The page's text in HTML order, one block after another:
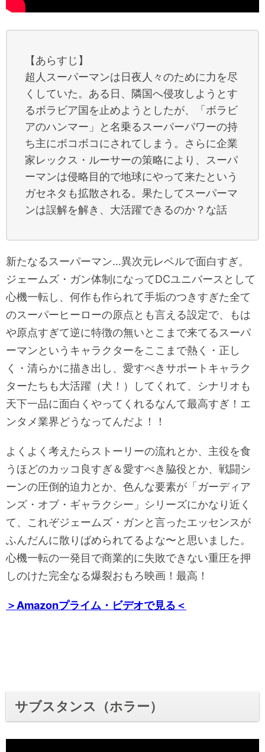
【あらすじ】
超人スーパーマンは日夜人々のために力を尽
くしていた。ある日、隣国へ侵攻しようとす
るボラビア国を止めようとしたが、「ボラビ
アのハンマー」と名乗るスーパーパワーの持
ち主にボコボコにされてしまう。さらに企業
家レックス・ルーサーの策略により、スーパ
ーマンは侵略目的で地球にやって来たという
ガセネタも拡散される。果たしてスーパーマ
ンは誤解を解き、大活躍できるのか？な話
新たなるスーパーマン…異次元レベルで面白すぎ。
ジェームズ・ガン体制になってDCユニバースとして
心機一転し、何作も作られて手垢のつきすぎた全て
のスーパーヒーローの原点とも言える設定で、もは
や原点すぎて逆に特徴の無いとこまで来てるスーパ
ーマンというキャラクターをここまで熱く・正し
く・清らかに描き出し、愛すべきサポートキャラク
ターたちも大活躍（犬！）してくれて、シナリオも
天下一品に面白くやってくれるなんて最高すぎ！エ
ンタメ業界どうなってんだよ！！
よくよく考えたらストーリーの流れとか、主役を食
うほどのカッコ良すぎ＆愛すべき脇役とか、戦闘シ
ーンの圧倒的迫力とか、色んな要素が「ガーディア
ンズ・オブ・ギャラクシー」シリーズにかなり近く
て、これぞジェームズ・ガンと言ったエッセンスが
ふんだんに散りばめられてるよな〜と思いました。
心機一転の一発目で商業的に失敗できない重圧を押
しのけた完全なる爆裂おもろ映画！最高！
＞Amazonプライム・ビデオで見る＜
サブスタンス（ホラー）